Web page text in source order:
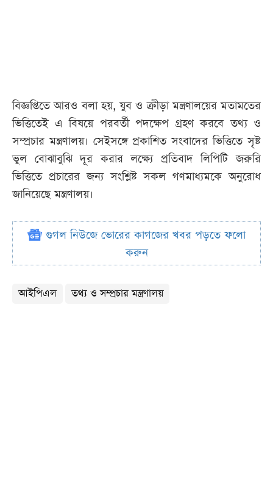
বিজ্ঞপ্তিতে আরও বলা হয়, যুব ও ক্রীড়া মন্ত্রণালয়ের মতামতের
ভিত্তিতেই এ বিষয়ে পরবর্তী পদক্ষেপ গ্রহণ করবে তথ্য ও
সম্প্রচার মন্ত্রণালয়। সেইসঙ্গে প্রকাশিত সংবাদের ভিত্তিতে সৃষ্ট
ভুল বোঝাবুঝি দূর করার লক্ষ্যে প্রতিবাদ লিপিটি জরুরি
ভিত্তিতে প্রচারের জন্য সংশ্লিষ্ট সকল গণমাধ্যমকে অনুরোধ
জানিয়েছে মন্ত্রণালয়।
গুগল নিউজে ভোরের কাগজের খবর পড়তে ফলো
করুন
আইপিএল তথ্য ও সম্প্রচার মন্ত্রণালয়